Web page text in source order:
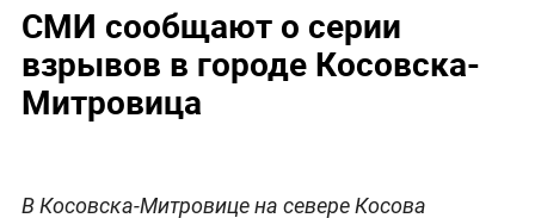
СМИ сообщают о серии
взрывов в городе Косовска-
Митровица
В Косовска-Митровице на севере Косова